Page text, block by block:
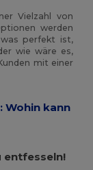
Vielzahl von
werden
perfekt ist,
wie wäre es,
mit einer
Wohin kann
entfesseln!